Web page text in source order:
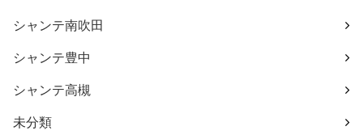
シャンテ南吹田
シャンテ豊中
シャンテ高槻
未分類